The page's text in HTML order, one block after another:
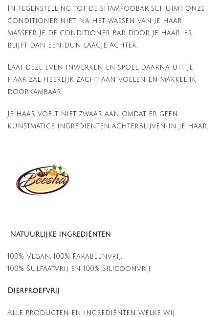
In tegenstelling tot de shampoobar schuimt onze
conditioner niet. Na het wassen van je haar
masseer je de conditioner bar door je haar. Er
blijft dan een dun laagje achter.
Laat deze even inwerken en spoel daarna uit. Je
haar zal heerlijk zacht aan voelen en makkelijk
doorkambaar.
Je haar voelt niet zwaar aan omdat er geen
kunstmatige ingrediënten achterblijven in je haar.
Natuurlijke ingrediënten
100% Vegan, 100% Parabeenvrij,
100% Sulfaatvrij en 100% Silicoonvrij
Dierproefvrij
Alle producten en ingrediënten welke wij